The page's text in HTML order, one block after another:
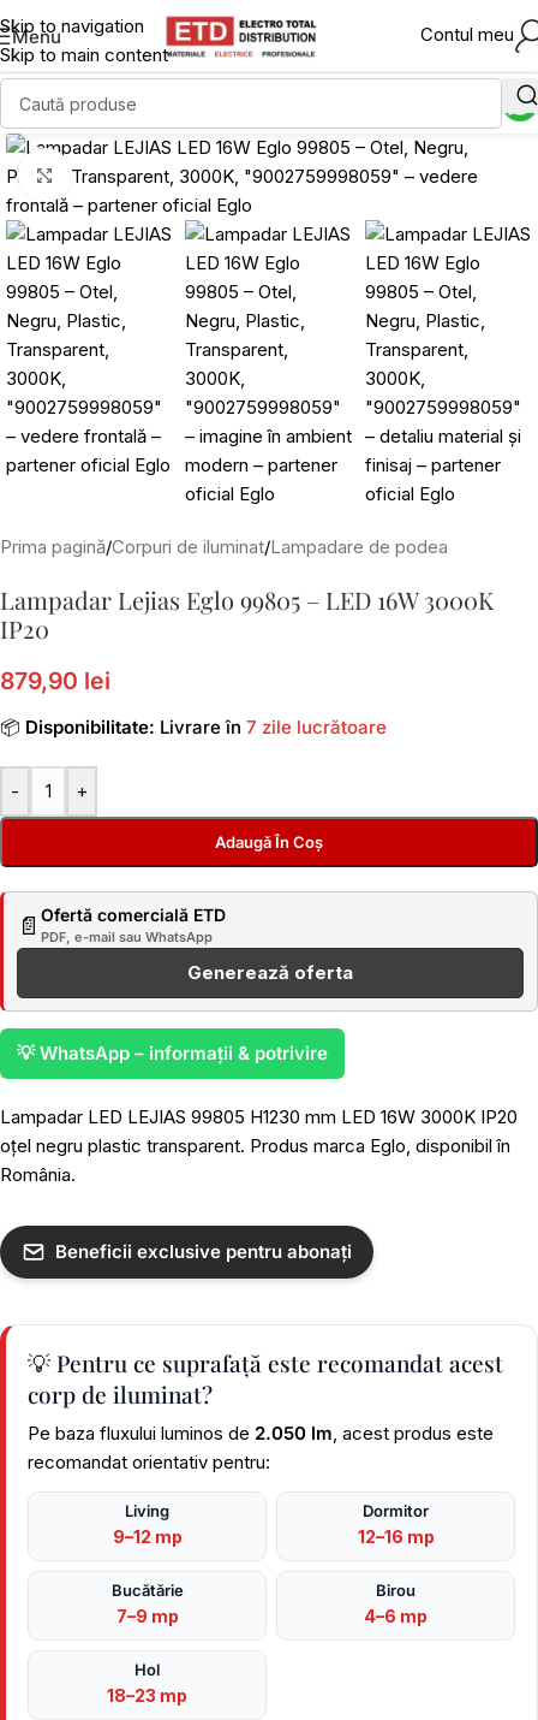
Skip to navigation
Skip to main content
Menu Contul meu
Click to enlarge
Prima pagină/Corpuri de iluminat/Lampadare de podea
Lampadar Lejias Eglo 99805 – LED 16W 3000K
IP20
879,90 lei
📦 Disponibilitate: Livrare în 7 zile lucrătoare
- +
Adaugă În Coș
📄 Ofertă comercială ETD
PDF, e-mail sau WhatsApp
Generează oferta
💡 WhatsApp – informații & potrivire
Lampadar LED LEJIAS 99805 H1230 mm LED 16W 3000K IP20
oțel negru plastic transparent. Produs marca Eglo, disponibil în
România.
Beneficii exclusive pentru abonați
💡 Pentru ce suprafață este recomandat acest
corp de iluminat?
Pe baza fluxului luminos de 2.050 lm, acest produs este
recomandat orientativ pentru:
Living
9–12 mp
Dormitor
12–16 mp
Bucătărie
7–9 mp
Birou
4–6 mp
Hol
18–23 mp